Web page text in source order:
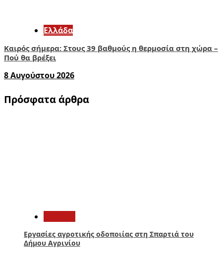
Ελλάδα
Καιρός σήμερα: Στους 39 βαθμούς η θερμοσία στη χώρα –
Πού θα βρέξει
8 Αυγούστου 2026
Πρόσφατα άρθρα
Εργασίες αγροτικής οδοποιίας στη Σπαρτιά του
Δήμου Αγρινίου